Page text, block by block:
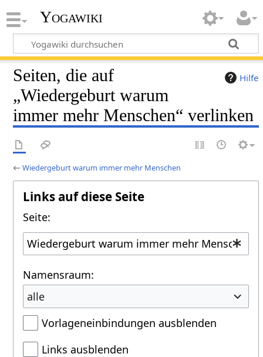
Yogawiki
Hilfe
Seiten, die auf
„Wiedergeburt warum
immer mehr Menschen“ verlinken
←Wiedergeburt warum immer mehr Menschen
Links auf diese Seite
Seite:
Namensraum:
alle
Vorlageneinbindungen ausblenden
Links ausblenden